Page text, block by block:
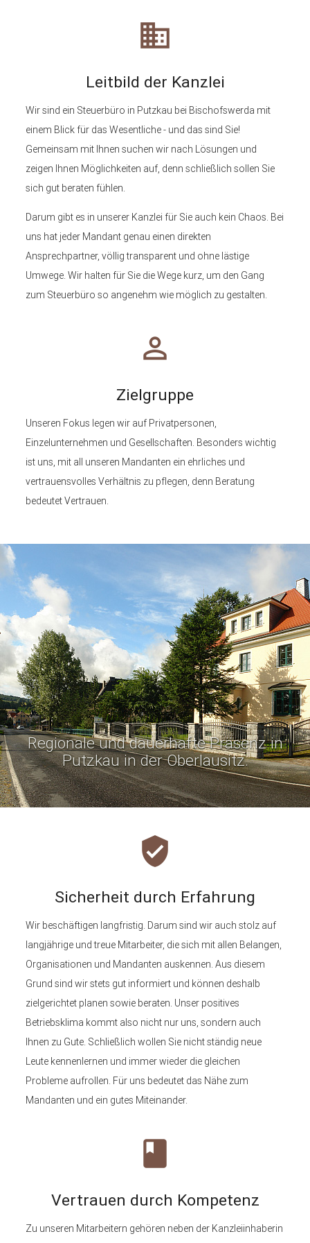
business
Leitbild der Kanzlei
Wir sind ein Steuerbüro in Putzkau bei Bischofswerda mit
einem Blick für das Wesentliche - und das sind Sie!
Gemeinsam mit Ihnen suchen wir nach Lösungen und
zeigen Ihnen Möglichkeiten auf, denn schließlich sollen Sie
sich gut beraten fühlen.
Darum gibt es in unserer Kanzlei für Sie auch kein Chaos. Bei
uns hat jeder Mandant genau einen direkten
Ansprechpartner, völlig transparent und ohne lästige
Umwege. Wir halten für Sie die Wege kurz, um den Gang
zum Steuerbüro so angenehm wie möglich zu gestalten.
perm_identity
Zielgruppe
Unseren Fokus legen wir auf Privatpersonen,
Einzelunternehmen und Gesellschaften. Besonders wichtig
ist uns, mit all unseren Mandanten ein ehrliches und
vertrauensvolles Verhältnis zu pflegen, denn Beratung
bedeutet Vertrauen.
Regionale und dauerhafte Präsenz in
Putzkau in der Oberlausitz.
verified_user
Sicherheit durch Erfahrung
Wir beschäftigen langfristig. Darum sind wir auch stolz auf
langjährige und treue Mitarbeiter, die sich mit allen Belangen,
Organisationen und Mandanten auskennen. Aus diesem
Grund sind wir stets gut informiert und können deshalb
zielgerichtet planen sowie beraten. Unser positives
Betriebsklima kommt also nicht nur uns, sondern auch
Ihnen zu Gute. Schließlich wollen Sie nicht ständig neue
Leute kennenlernen und immer wieder die gleichen
Probleme aufrollen. Für uns bedeutet das Nähe zum
Mandanten und ein gutes Miteinander.
class
Vertrauen durch Kompetenz
Zu unseren Mitarbeitern gehören neben der Kanzleiinhaberin